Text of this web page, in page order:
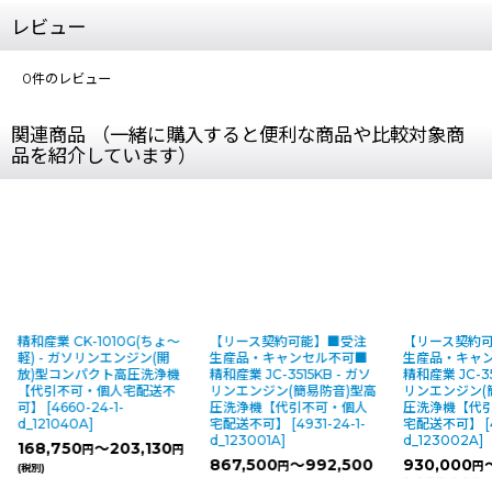
レビュー
0件のレビュー
関連商品 （一緒に購入すると便利な商品や比較対象商
品を紹介しています）
ちょ〜
ンジン(開
高圧洗浄機
人宅配送不
1-
203,130円
【リース契約可能】■受注
生産品・キャンセル不可■
精和産業 JC-3515KB - ガソ
リンエンジン(簡易防音)型高
圧洗浄機【代引不可・個人
4931-24-1-
d_123001A
～992,500
【リース契約可能】■受注
生産品・キャンセル不可■
精和産業 JC-3518KB - ガソ
リンエンジン(簡易防音)型高
圧洗浄機【代引不可・個人
宅配送不可】
4933-24-1-
930,000円